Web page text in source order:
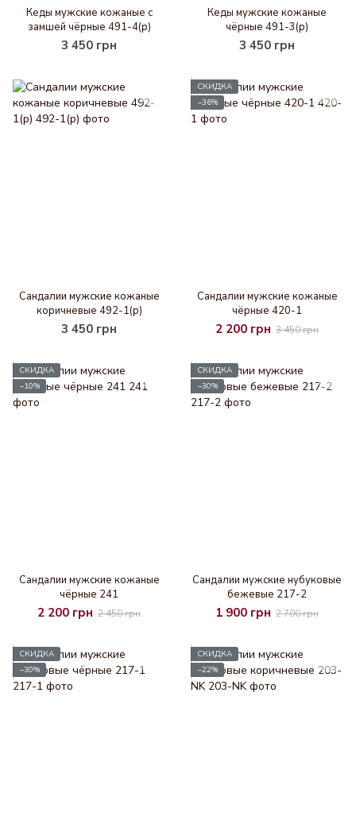
Кеды мужские кожаные с
замшей чёрные 491-4(р)
3 450 грн
Кеды мужские кожаные
чёрные 491-3(р)
3 450 грн
Cандалии мужские кожаные
коричневые 492-1(р)
3 450 грн
СКИДКА
−36%
Cандалии мужские кожаные
чёрные 420-1
2 200 грн 3 450 грн
СКИДКА
−10%
Cандалии мужские кожаные
чёрные 241
2 200 грн 2 450 грн
СКИДКА
−30%
Cандалии мужские нубуковые
бежевые 217-2
1 900 грн 2 700 грн
СКИДКА
−30%
СКИДКА
−22%